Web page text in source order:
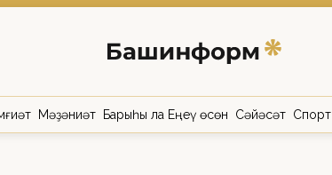
Мәҙәниәт Барыһы ла Еңеү өсөн Сәйәсәт Спорт